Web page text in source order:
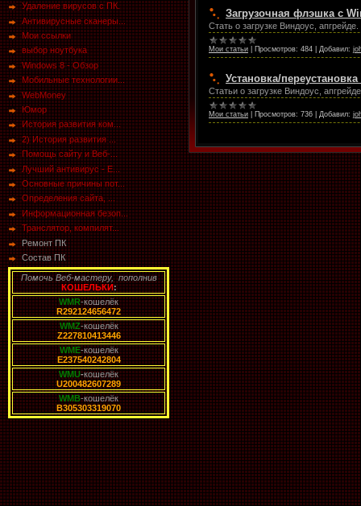
Удаление вирусов с ПК.
Антивирусные сканеры...
Мои ссылки
выбор ноутбука
Windows 8 - Обзор
Мобильные технологии...
WebMoney
Юмор
История развития ком...
2) История развития ...
Помощь сайту и Веб-...
Лучший антивирус - E...
Основные причины пот...
Определения сайта, ...
Информационная безоп...
Транслятор, компилят...
Ремонт ПК
Состав ПК
Помочь Веб-мастеру, пополнив
КОШЕЛЬКИ:
WMR-кошелёк
R292124656472
WMZ-кошелёк
Z227810413446
WME-кошелёк
E237540242804
WMU-кошелёк
U200482607289
WMB-кошелёк
B305303319070
Загрузочная флэшка с
Стать о загрузке Виндоус, апгрейде.
Мои статьи Просмотров: 484 Добавил:
Установка/
Статьи о загрузке Виндоус,
Мои статьи Просмотров: 736 Добавил: